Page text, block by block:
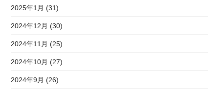
2025年1月 (31)
2024年12月 (30)
2024年11月 (25)
2024年10月 (27)
2024年9月 (26)